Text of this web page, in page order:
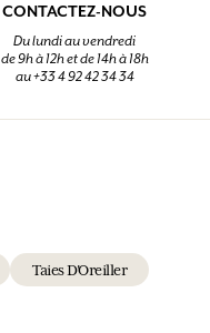
CONTACTEZ-NOUS
Du lundi au vendredi
de 9h à 12h et de 14h à 18h
au +33 4 92 42 34 34
Taies D'Oreiller